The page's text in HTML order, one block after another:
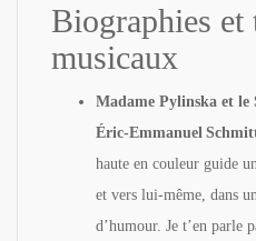
Biographies et
musicaux
Madame Pylinska et le
Éric‑Emmanuel
haute en couleur guide
et vers lui-même, dans
d’humour. Je t’en parle